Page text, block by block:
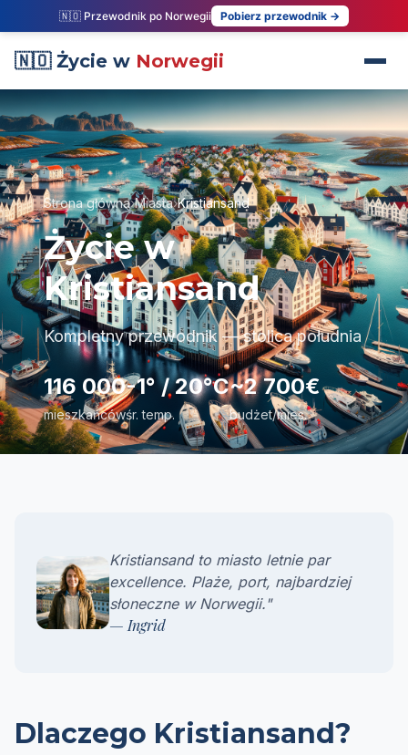
🇳🇴 Przewodnik po Norwegii Pobierz przewodnik →
🇳🇴 Życie w Norwegii
Strona główna›Miasta›Kristiansand
Życie w
Kristiansand
Kompletny przewodnik — stolica południa
116 000
mieszkańców
-1° / 20°C
śr. temp.
~2 700€
budżet/mies.
Kristiansand to miasto letnie par
excellence. Plaże, port, najbardziej
słoneczne w Norwegii."
— Ingrid
Dlaczego Kristiansand?